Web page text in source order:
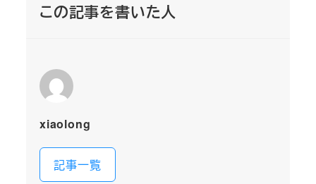
この記事を書いた人
xiaolong
記事一覧